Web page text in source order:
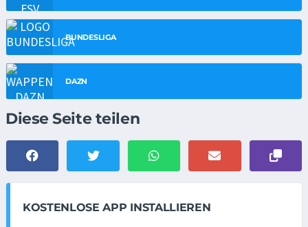
BUNDESLIGA
DAZN
Diese Seite teilen
KOSTENLOSE APP INSTALLIEREN